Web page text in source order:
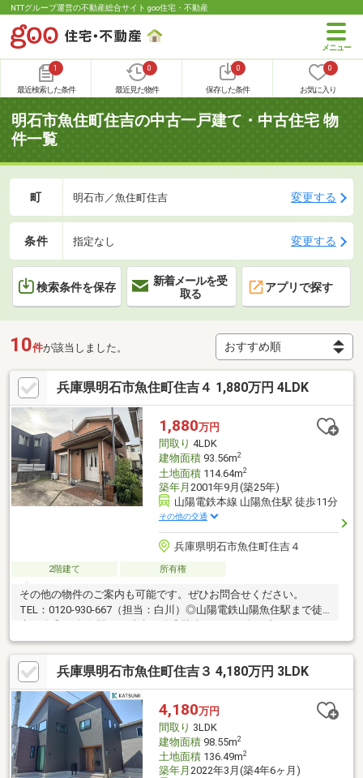
NTTグループ運営の不動産総合サイト goo住宅・不動産
1
最近検索した条件
0
最近見た物件
0
保存した条件
0
お気に入り
明石市魚住町住吉の中古一戸建て・中古住宅 物
件一覧
町 明石市／魚住町住吉 変更する
条件 指定なし 変更する
検索条件を保存
新着メールを受
取る
アプリで探す
10件が該当しました。
兵庫県明石市魚住町住吉４ 1,880万円 4LDK
1,880万円
間取り 4LDK
建物面積93.56m2
土地面積114.64m2
築年月 2001年9月(築25年)
山陽電鉄本線 山陽魚住駅 徒歩11分
その他の交通
兵庫県明石市魚住町住吉４
2階建て 所有権
その他の物件のご案内も可能です。ぜひお問合せください。
TEL：0120-930-667（担当：白川）◎山陽電鉄山陽魚住駅まで徒
■住宅ローンについてのご提案■弊社は【お客様から住宅ローンあ
っせん手数料を頂いておりません！！】フルローンをご希望の
方、勤続年数の短い方、自営業の方、外国籍の方、また現在の他
の借入れが気になる方、どんなお悩みもご相談下さい。提携銀行
がたくさんございます。無理のない資金計画をご提案させていた
だきますので、お気軽にご相談ください。
兵庫県明石市魚住町住吉３ 4,180万円 3LDK
4,180万円
間取り 3LDK
建物面積98.55m2
土地面積136.49m2
築年月 2022年3月(築4年6ヶ月)